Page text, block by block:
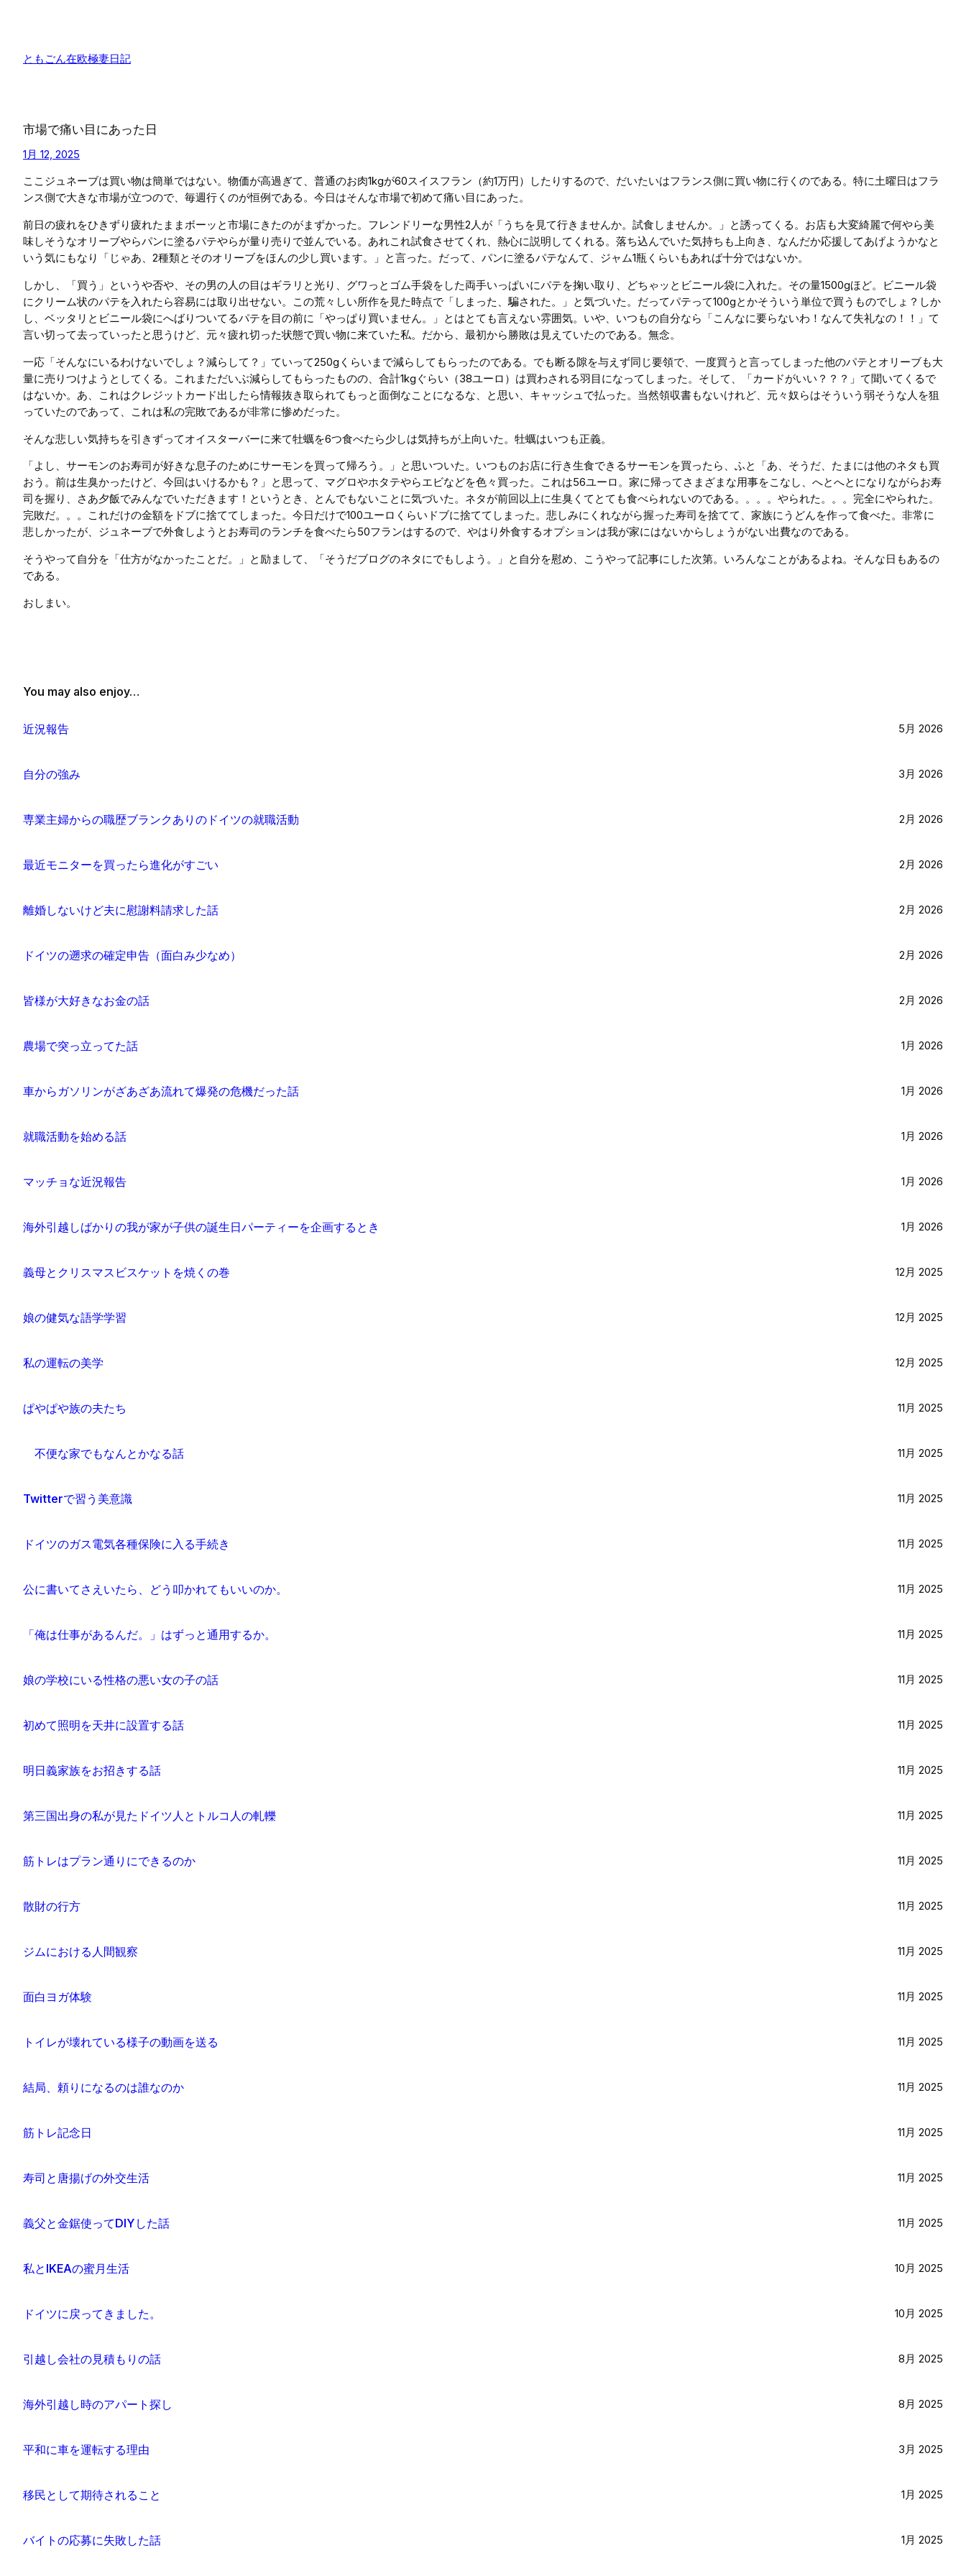
ともごん在欧極妻日記
市場で痛い目にあった日
1月 12, 2025
ここジュネーブは買い物は簡単ではない。物価が高過ぎて、普通のお肉1kgが60スイスフラン（約1万円）したりするので、だいたいはフランス側に買い物に行くのである。特に土曜日はフラ
ンス側で大きな市場が立つので、毎週行くのが恒例である。今日はそんな市場で初めて痛い目にあった。
前日の疲れをひきずり疲れたままボーッと市場にきたのがまずかった。フレンドリーな男性2人が「うちを見て行きませんか。試食しませんか。」と誘ってくる。お店も大変綺麗で何やら美
味しそうなオリーブやらパンに塗るパテやらが量り売りで並んでいる。あれこれ試食させてくれ、熱心に説明してくれる。落ち込んでいた気持ちも上向き、なんだか応援してあげようかなと
いう気にもなり「じゃあ、2種類とそのオリーブをほんの少し買います。」と言った。だって、パンに塗るパテなんて、ジャム1瓶くらいもあれば十分ではないか。
しかし、「買う」というや否や、その男の人の目はギラリと光り、グワっとゴム手袋をした両手いっぱいにパテを掬い取り、どちゃッとビニール袋に入れた。その量1500gほど。ビニール袋
にクリーム状のパテを入れたら容易には取り出せない。この荒々しい所作を見た時点で「しまった、騙された。」と気づいた。だってパテって100gとかそういう単位で買うものでしょ？しか
し、ベッタリとビニール袋にへばりついてるパテを目の前に「やっぱり買いません。」とはとても言えない雰囲気。いや、いつもの自分なら「こんなに要らないわ！なんて失礼なの！！」て
言い切って去っていったと思うけど、元々疲れ切った状態で買い物に来ていた私。だから、最初から勝敗は見えていたのである。無念。
一応「そんなにいるわけないでしょ？減らして？」ていって250gくらいまで減らしてもらったのである。でも断る隙を与えず同じ要領で、一度買うと言ってしまった他のパテとオリーブも大
量に売りつけようとしてくる。これまただいぶ減らしてもらったものの、合計1kgぐらい（38ユーロ）は買わされる羽目になってしまった。そして、「カードがいい？？？」て聞いてくるで
はないか。あ、これはクレジットカード出したら情報抜き取られてもっと面倒なことになるな、と思い、キャッシュで払った。当然領収書もないけれど、元々奴らはそういう弱そうな人を狙
っていたのであって、これは私の完敗であるが非常に惨めだった。
そんな悲しい気持ちを引きずってオイスターバーに来て牡蠣を6つ食べたら少しは気持ちが上向いた。牡蠣はいつも正義。
「よし、サーモンのお寿司が好きな息子のためにサーモンを買って帰ろう。」と思いついた。いつものお店に行き生食できるサーモンを買ったら、ふと「あ、そうだ、たまには他のネタも買
おう。前は生臭かったけど、今回はいけるかも？」と思って、マグロやホタテやらエビなどを色々買った。これは56ユーロ。家に帰ってさまざまな用事をこなし、へとへとになりながらお寿
司を握り、さあ夕飯でみんなでいただきます！というとき、とんでもないことに気づいた。ネタが前回以上に生臭くてとても食べられないのである。。。。やられた。。。完全にやられた。
完敗だ。。。これだけの金額をドブに捨ててしまった。今日だけで100ユーロくらいドブに捨ててしまった。悲しみにくれながら握った寿司を捨てて、家族にうどんを作って食べた。非常に
悲しかったが、ジュネーブで外食しようとお寿司のランチを食べたら50フランはするので、やはり外食するオプションは我が家にはないからしょうがない出費なのである。
そうやって自分を「仕方がなかったことだ。」と励まして、「そうだブログのネタにでもしよう。」と自分を慰め、こうやって記事にした次第。いろんなことがあるよね。そんな日もあるの
である。
おしまい。
You may also enjoy…
近況報告 5月 2026
自分の強み 3月 2026
専業主婦からの職歴ブランクありのドイツの就職活動 2月 2026
最近モニターを買ったら進化がすごい 2月 2026
離婚しないけど夫に慰謝料請求した話 2月 2026
ドイツの遡求の確定申告（面白み少なめ） 2月 2026
皆様が大好きなお金の話 2月 2026
農場で突っ立ってた話 1月 2026
車からガソリンがざあざあ流れて爆発の危機だった話 1月 2026
就職活動を始める話 1月 2026
マッチョな近況報告 1月 2026
海外引越しばかりの我が家が子供の誕生日パーティーを企画するとき 1月 2026
義母とクリスマスビスケットを焼くの巻 12月 2025
娘の健気な語学学習 12月 2025
私の運転の美学 12月 2025
ぱやぱや族の夫たち 11月 2025
不便な家でもなんとかなる話 11月 2025
Twitterで習う美意識 11月 2025
ドイツのガス電気各種保険に入る手続き 11月 2025
公に書いてさえいたら、どう叩かれてもいいのか。 11月 2025
「俺は仕事があるんだ。」はずっと通用するか。 11月 2025
娘の学校にいる性格の悪い女の子の話 11月 2025
初めて照明を天井に設置する話 11月 2025
明日義家族をお招きする話 11月 2025
第三国出身の私が見たドイツ人とトルコ人の軋轢 11月 2025
筋トレはプラン通りにできるのか 11月 2025
散財の行方 11月 2025
ジムにおける人間観察 11月 2025
面白ヨガ体験 11月 2025
トイレが壊れている様子の動画を送る 11月 2025
結局、頼りになるのは誰なのか 11月 2025
筋トレ記念日 11月 2025
寿司と唐揚げの外交生活 11月 2025
義父と金鋸使ってDIYした話 11月 2025
私とIKEAの蜜月生活 10月 2025
ドイツに戻ってきました。 10月 2025
引越し会社の見積もりの話 8月 2025
海外引越し時のアパート探し 8月 2025
平和に車を運転する理由 3月 2025
移民として期待されること 1月 2025
バイトの応募に失敗した話 1月 2025